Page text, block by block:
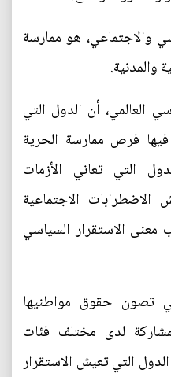
والاجتماعي، هو ممارسة
والمدنية.
العالمي، أن الدول التي
فرص ممارسة الحرية
التي تعاني الأزمات
الاضطرابات الاجتماعية
معنى الاستقرار السياسي
تصون حقوق مواطنيها
لدى مختلف فئات
التي تعيش الاستقرار